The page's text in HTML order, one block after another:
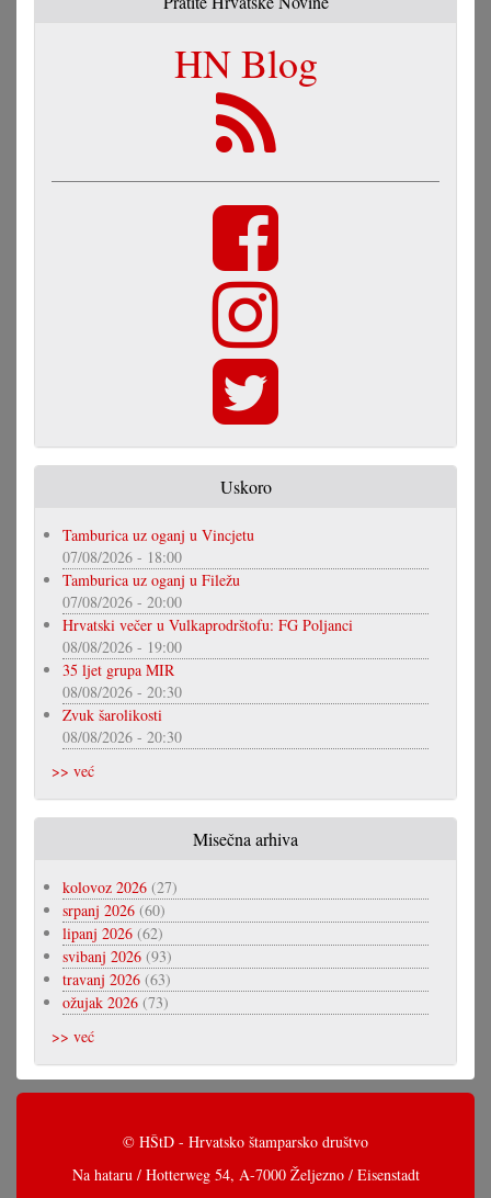
HN Blog
Uskoro
Tamburica uz oganj u Vincjetu
07/08/2026 - 18:00
Tamburica uz oganj u Filežu
07/08/2026 - 20:00
Hrvatski večer u Vulkaprodrštofu: FG Poljanci
08/08/2026 - 19:00
35 ljet grupa MIR
08/08/2026 - 20:30
Zvuk šarolikosti
08/08/2026 - 20:30
>> već
Misečna arhiva
kolovoz 2026 (27)
srpanj 2026 (60)
lipanj 2026 (62)
svibanj 2026 (93)
travanj 2026 (63)
ožujak 2026 (73)
>> već
© HŠtD - Hrvatsko štamparsko društvo
Na hataru / Hotterweg 54, A-7000 Željezno / Eisenstadt